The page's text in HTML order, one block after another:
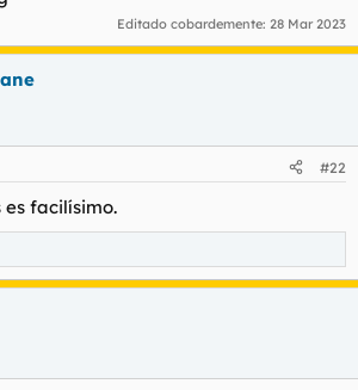
Editado cobardemente: 28 Mar 2023
#22
es facilísimo.